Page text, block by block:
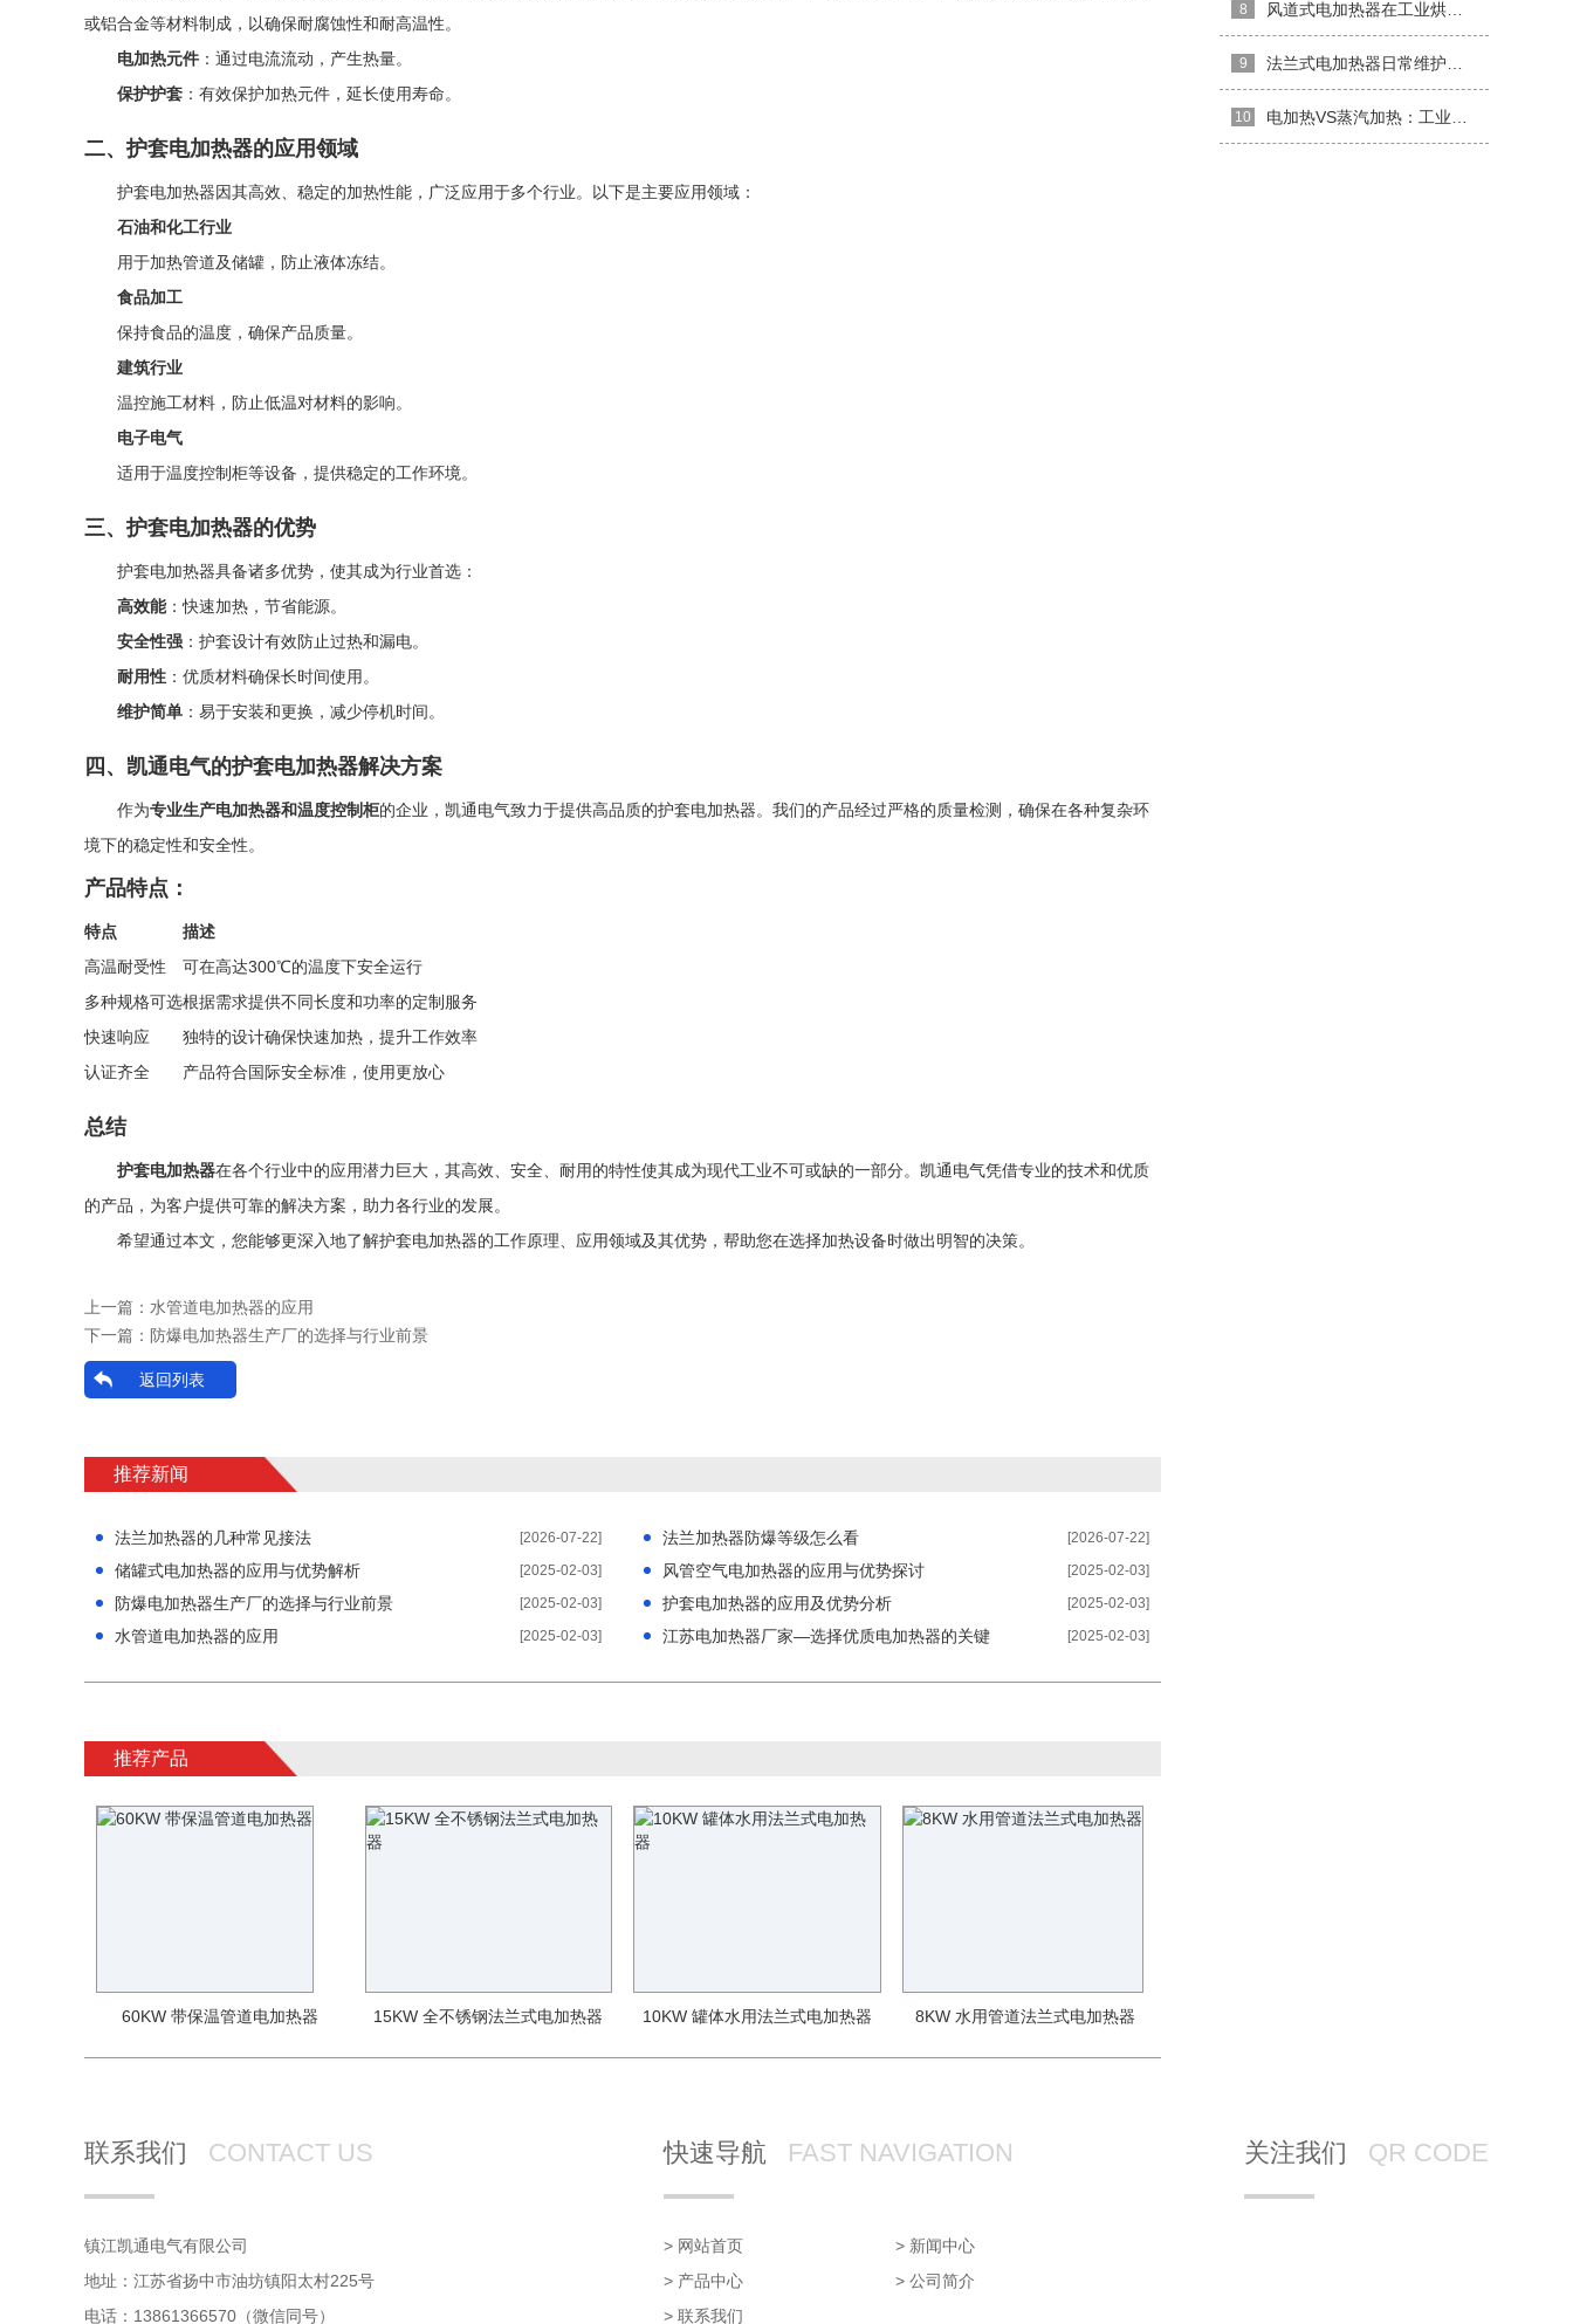
或铝合金等材料制成，以确保耐腐蚀性和耐高温性。
电加热元件 ：通过电流流动，产生热量。
保护护套 ：有效保护加热元件，延长使用寿命。
二、护套电加热器的应用领域
护套电加热器因其高效、稳定的加热性能，广泛应用于多个行业。以下是主要应用领域：
石油和化工行业
用于加热管道及储罐，防止液体冻结。
食品加工
保持食品的温度，确保产品质量。
建筑行业
温控施工材料，防止低温对材料的影响。
电子电气
适用于温度控制柜等设备，提供稳定的工作环境。
三、护套电加热器的优势
护套电加热器具备诸多优势，使其成为行业首选：
高效能：快速加热，节省能源。
安全性强 ：护套设计有效防止过热和漏电。
耐用性 ：优质材料确保长时间使用。
维护简单 ：易于安装和更换，减少停机时间。
四、凯通电气的护套电加热器解决方案
作为专业生产电加热器和温度控制柜的企业，凯通电气致力于提供高品质的护套电加热器。我们的产品经过严格的质量检测，确保在各种复杂环
境下的稳定性和安全性。
产品特点：
特点
描述
高温耐受性
可在高达300℃的温度下安全运行
多种规格可选根据需求提供不同长度和功率的定制服务
快速响应
独特的设计确保快速加热，提升工作效率
认证齐全
产品符合国际安全标准，使用更放心
总结
护套电加热器在各个行业中的应用潜力巨大，其高效、安全、耐用的特性使其成为现代工业不可或缺的一部分。凯通电气凭借专业的技术和优质
的产品，为客户提供可靠的解决方案，助力各行业的发展。
希望通过本文，您能够更深入地了解护套电加热器的工作原理、应用领域及其优势，帮助您在选择加热设备时做出明智的决策。
上一篇： 水管道电加热器的应用
下一篇： 防爆电加热器生产厂的选择与行业前景
返回列表
推荐新闻
法兰加热器的几种常见接法 [2026-07-22] 法兰加热器防爆等级怎么看 [2026-07-22]
储罐式电加热器的应用与优势解析 [2025-02-03] 风管空气电加热器的应用与优势探讨 [2025-02-03]
防爆电加热器生产厂的选择与行业前景 [2025-02-03] 护套电加热器的应用及优势分析 [2025-02-03]
水管道电加热器的应用 [2025-02-03] 江苏电加热器厂家—选择优质电加热器的关键 [2025-02-03]
推荐产品
60KW 带保温管道电加热器 15KW 全不锈钢法兰式电加热器 10KW 罐体水用法兰式电加热器 8KW 水用管道法兰式电加热器
8
9
10
联系我们 CONTACT US
镇江凯通电气有限公司
地址：江苏省扬中市油坊镇阳太村225号
电话：13861366570（微信同号）
快速导航 FAST NAVIGATION
> 网站首页
> 新闻中心
> 产品中心
> 公司简介
> 联系我们
关注我们 QR CODE